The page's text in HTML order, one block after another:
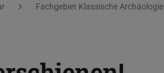
Fachgebiet Klassische Archäologie